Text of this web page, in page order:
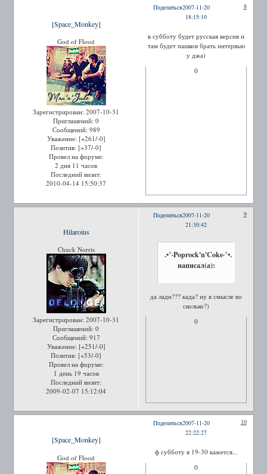
Поделиться 8
2007-11-20
18:15:10
[Space_Monkey]
God of Flood
Зарегистрирован: 2007-10-31
Приглашений: 0
Сообщений: 989
Уважение: [+261/-0]
Позитив: [+37/-0]
Провел на форуме:
2 дня 11 часов
Последний визит:
2010-04-14 15:50:37
в субботу будет русская версия и
там будет пашков брать интервью
у джа)
0
Поделиться 9
2007-11-20
21:30:42
Hilaroius
Chuck Norris
Зарегистрирован: 2007-10-31
Приглашений: 0
Сообщений: 917
Уважение: [+251/-0]
Позитив: [+53/-0]
Провел на форуме:
1 день 19 часов
Последний визит:
2009-02-07 15:12:04
.•°·Poprock'n'Coke·°•.
написал(а):
да ладн??? када? ну в смысле во
сколько?)
0
Поделиться 10
2007-11-20
22:22:27
[Space_Monkey]
God of Flood
ф субботу в 19-30 кажется...
0